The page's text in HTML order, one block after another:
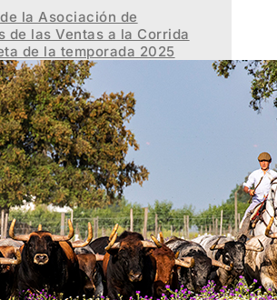
la Asociación de
de las Ventas a la Corrida
de la temporada 2025